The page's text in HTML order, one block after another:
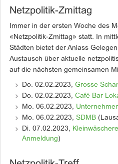
Netzpolitik-Zmittag
Immer in der ersten Woche des
«Netzpolitik-Zmittag» statt. In
Städten bietet der Anlass
Austausch über aktuelle
auf die nächsten gemeinsamen
Do. 02.02.2023, Grosse
Do. 02.02.2023, Café Bar
Mo. 06.02.2023,
Mo. 06.02.2023, SDMB
Di. 07.02.2023,
Anmeldung)